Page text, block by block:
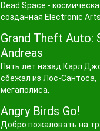
Dead Space -
созданная Electronic Arts .
Grand Theft Auto:
Andreas
Пять лет назад Карл
сбежал из Лос-Сантоса,
мегаполиса,
Angry Birds Go!
Добро пожаловать на